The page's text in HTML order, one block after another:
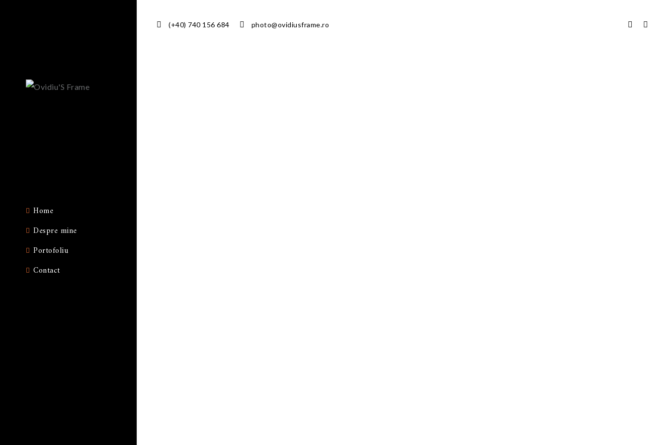
Home
Despre mine
Portofoliu
Contact
(+40) 740 156 684 photo@ovidiusframe.ro